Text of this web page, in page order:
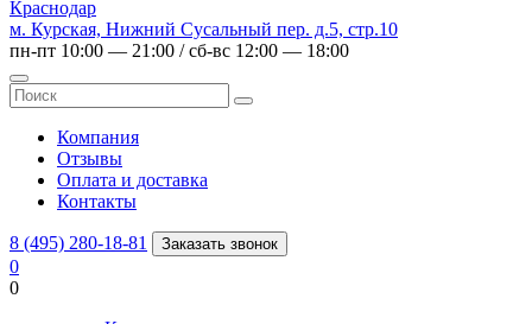
Краснодар
м. Курская, Нижний Сусальный пер. д.5, стр.10
пн-пт 10:00 — 21:00 / сб-вс 12:00 — 18:00
Компания
Отзывы
Оплата и доставка
Контакты
8 (495) 280-18-81 Заказать звонок
0
0